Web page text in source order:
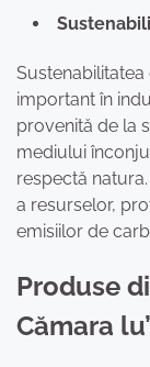
important în
provenită de la
mediului
respectă
a resurselor,
emisiilor de
Produse
Cămara